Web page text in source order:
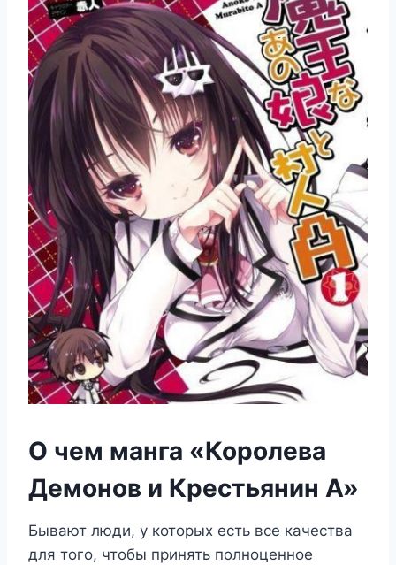
О чем манга «Королева
Демонов и Крестьянин А»
Бывают люди, у которых есть все качества
для того, чтобы принять полноценное